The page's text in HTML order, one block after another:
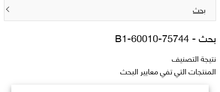
بحث
بحث -75744-60010-B1
نتيجة التصنيف
المنتجات التي تفي معايير البحث